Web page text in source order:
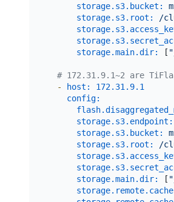
storage.s3.bucket:
storage.s3.root:
/
storage.main.dir:
[
# 172.31.9.1~2 are
-
host: 172.31 .9.1
config:
storage.s3.endpoint:
storage.s3.bucket:
storage.s3.root:
/
storage.main.dir:
[